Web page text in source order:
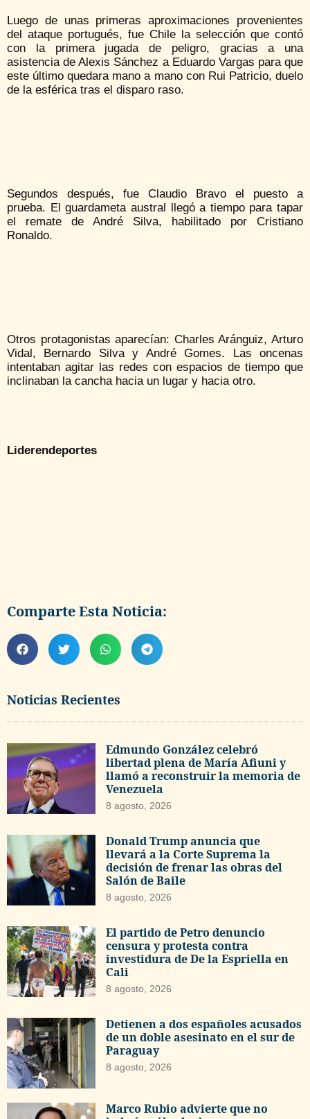
Noticias Recientes
Edmundo González celebró
libertad plena de María Afiuni y
llamó a reconstruir la memoria de
Venezuela
8 agosto, 2026
Donald Trump anuncia que
llevará a la Corte Suprema la
decisión de frenar las obras del
Salón de Baile
8 agosto, 2026
El partido de Petro denuncio
censura y protesta contra
investidura de De la Espriella en
Cali
8 agosto, 2026
Detienen a dos españoles acusados
de un doble asesinato en el sur de
Paraguay
8 agosto, 2026
Marco Rubio advierte que no
Luego de unas primeras aproximaciones provenientes
del ataque portugués, fue Chile la selección que contó
con la primera jugada de peligro, gracias a una
asistencia de Alexis Sánchez a Eduardo Vargas para que
este último quedara mano a mano con Rui Patricio, duelo
de la esférica tras el disparo raso.
Segundos después, fue Claudio Bravo el puesto a
prueba. El guardameta austral llegó a tiempo para tapar
el remate de André Silva, habilitado por Cristiano
Ronaldo.
Otros protagonistas aparecían: Charles Aránguiz, Arturo
Vidal, Bernardo Silva y André Gomes. Las oncenas
intentaban agitar las redes con espacios de tiempo que
inclinaban la cancha hacia un lugar y hacia otro.
Liderendeportes
Comparte Esta Noticia: